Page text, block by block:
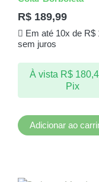
R$ 189,99
Em até 10x de R$
sem juros
À vista R$
Pix
Adicionar ao